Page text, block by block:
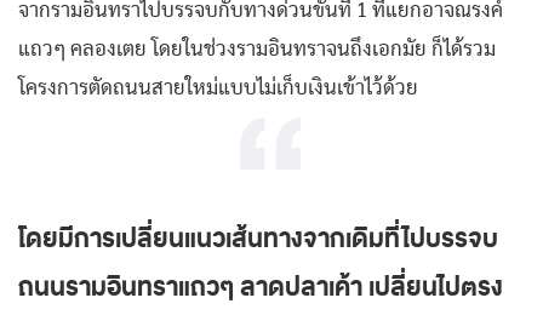
จากรามอินทราไปบรรจบกับทางด่วนขั้นที่ 1 ที่แยกอาจณรงค์
แถวๆ คลองเตย โดยในช่วงรามอินทราจนถึงเอกมัย ก็ได้รวม
โครงการตัดถนนสายใหม่แบบไม่เก็บเงินเข้าไว้ด้วย
โดยมีการเปลี่ยนแนวเส้นทางจากเดิมที่ไปบรรจบ
ถนนรามอินทราแถวๆ ลาดปลาเค้า เปลี่ยนไปตรง